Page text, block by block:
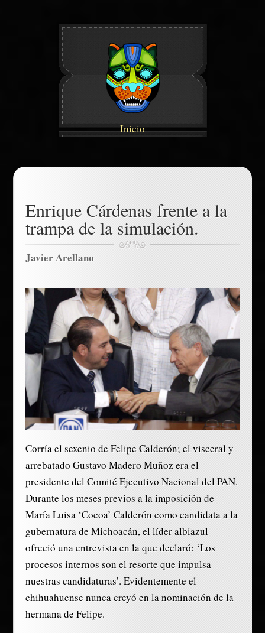
Inicio
Enrique Cárdenas frente a la
trampa de la simulación.
Javier Arellano
Corría el sexenio de Felipe Calderón; el visceral y
arrebatado Gustavo Madero Muñoz era el
presidente del Comité Ejecutivo Nacional del PAN.
Durante los meses previos a la imposición de
María Luisa ‘Cocoa’ Calderón como candidata a la
gubernatura de Michoacán, el líder albiazul
ofreció una entrevista en la que declaró: ‘Los
procesos internos son el resorte que impulsa
nuestras candidaturas’. Evidentemente el
chihuahuense nunca creyó en la nominación de la
hermana de Felipe.